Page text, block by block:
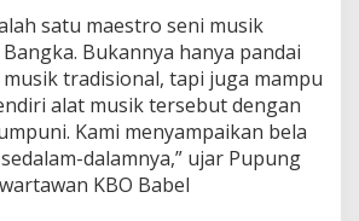
satu maestro seni musik
Bukannya hanya pandai
tradisional, tapi juga mampu
alat musik tersebut dengan
Kami menyampaikan bela
dalamnya,” ujar Pupung
KBO Babel